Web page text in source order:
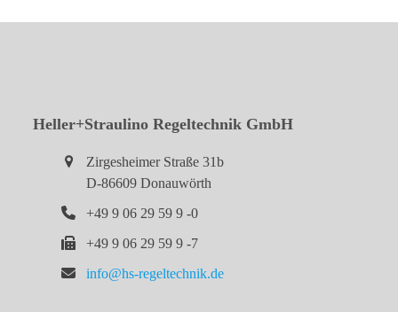
Heller+Straulino Regeltechnik GmbH
Zirgesheimer Straße 31b
D-86609 Donauwörth
+49 9 06 29 59 9 -0
+49 9 06 29 59 9 -7
info@hs-regeltechnik.de